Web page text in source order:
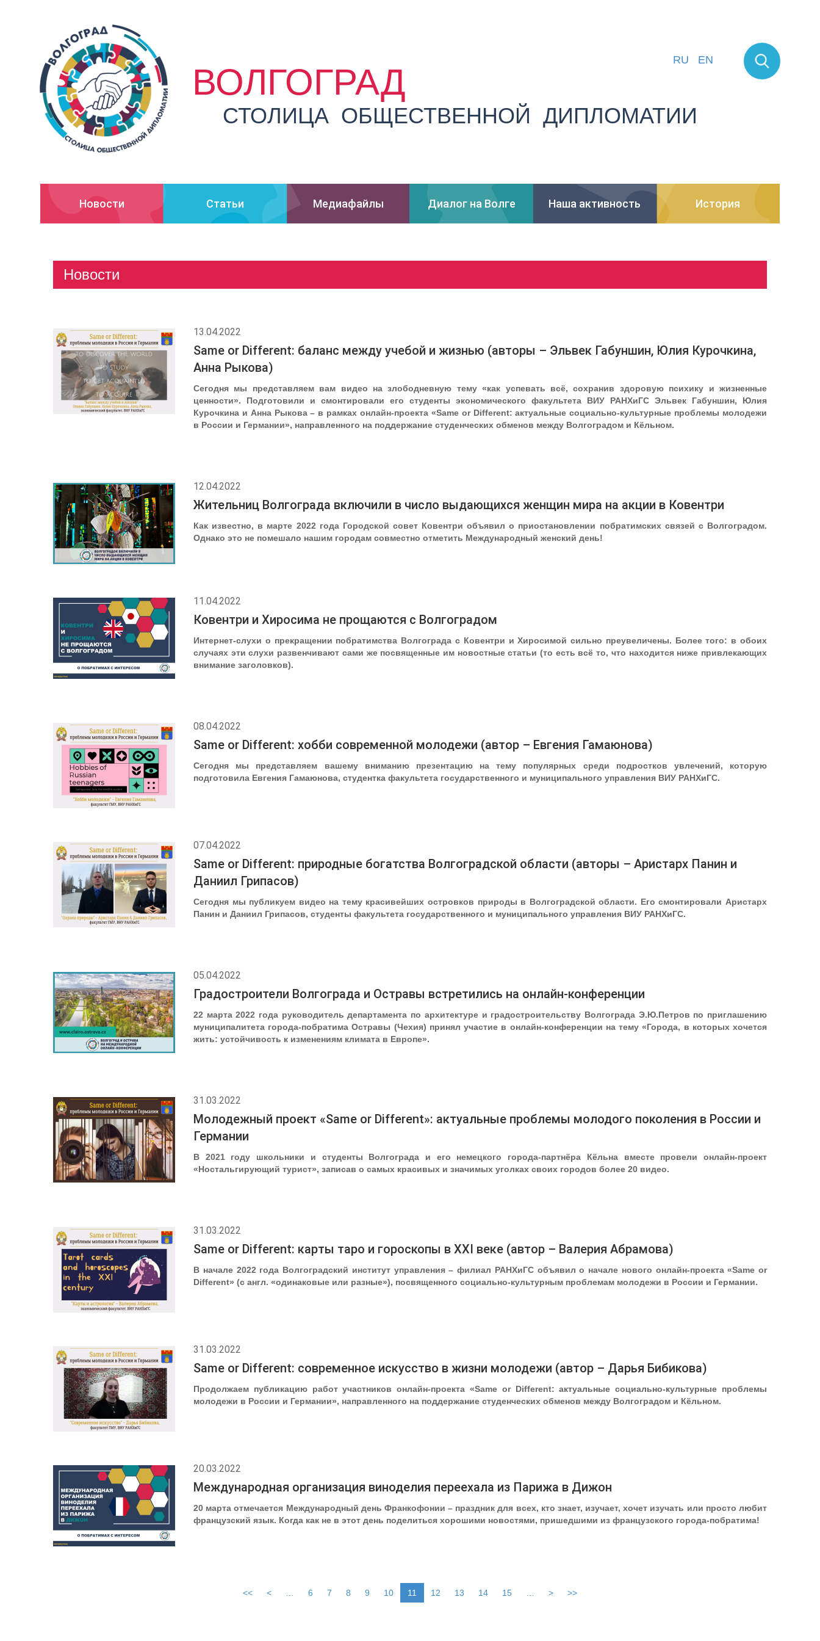
ВОЛГОГРАД
СТОЛИЦА ОБЩЕСТВЕННОЙ ДИПЛОМАТИИ
RU EN
Новости Статьи Медиафайлы Диалог на Волге Наша активность История
Новости
13.04.2022
Same or Different: баланс между учебой и жизнью (авторы – Эльвек Габуншин, Юлия Курочкина,
Анна Рыкова)
Сегодня мы представляем вам видео на злободневную тему «как успевать всё, сохранив здоровую психику и жизненные
ценности». Подготовили и смонтировали его студенты экономического факультета ВИУ РАНХиГС Эльвек Габуншин, Юлия
Курочкина и Анна Рыкова – в рамках онлайн-проекта «Same or Different: актуальные социально-культурные проблемы молодежи
в России и Германии», направленного на поддержание студенческих обменов между Волгоградом и Кёльном.
12.04.2022
Жительниц Волгограда включили в число выдающихся женщин мира на акции в Ковентри
Как известно, в марте 2022 года Городской совет Ковентри объявил о приостановлении побратимских связей с Волгоградом.
Однако это не помешало нашим городам совместно отметить Международный женский день!
11.04.2022
Ковентри и Хиросима не прощаются с Волгоградом
Интернет-слухи о прекращении побратимства Волгограда с Ковентри и Хиросимой сильно преувеличены. Более того: в обоих
случаях эти слухи развенчивают сами же посвященные им новостные статьи (то есть всё то, что находится ниже привлекающих
внимание заголовков).
08.04.2022
Same or Different: хобби современной молодежи (автор – Евгения Гамаюнова)
Сегодня мы представляем вашему вниманию презентацию на тему популярных среди подростков увлечений, которую
подготовила Евгения Гамаюнова, студентка факультета государственного и муниципального управления ВИУ РАНХиГС.
07.04.2022
Same or Different: природные богатства Волгоградской области (авторы – Аристарх Панин и
Даниил Грипасов)
Сегодня мы публикуем видео на тему красивейших островков природы в Волгоградской области. Его смонтировали Аристарх
Панин и Даниил Грипасов, студенты факультета государственного и муниципального управления ВИУ РАНХиГС.
05.04.2022
Градостроители Волгограда и Остравы встретились на онлайн-конференции
22 марта 2022 года руководитель департамента по архитектуре и градостроительству Волгограда Э.Ю.Петров по приглашению
муниципалитета города-побратима Остравы (Чехия) принял участие в онлайн-конференции на тему «Города, в которых хочется
жить: устойчивость к изменениям климата в Европе».
31.03.2022
Молодежный проект «Same or Different»: актуальные проблемы молодого поколения в России и
Германии
В 2021 году школьники и студенты Волгограда и его немецкого города-партнёра Кёльна вместе провели онлайн-проект
«Ностальгирующий турист», записав о самых красивых и значимых уголках своих городов более 20 видео.
31.03.2022
Same or Different: карты таро и гороскопы в XXI веке (автор – Валерия Абрамова)
В начале 2022 года Волгоградский институт управления – филиал РАНХиГС объявил о начале нового онлайн-проекта «Same or
Different» (с англ. «одинаковые или разные»), посвященного социально-культурным проблемам молодежи в России и Германии.
31.03.2022
Same or Different: современное искусство в жизни молодежи (автор – Дарья Бибикова)
Продолжаем публикацию работ участников онлайн-проекта «Same or Different: актуальные социально-культурные проблемы
молодежи в России и Германии», направленного на поддержание студенческих обменов между Волгоградом и Кёльном.
20.03.2022
Международная организация виноделия переехала из Парижа в Дижон
20 марта отмечается Международный день Франкофонии – праздник для всех, кто знает, изучает, хочет изучать или просто любит
французский язык. Когда как не в этот день поделиться хорошими новостями, пришедшими из французского города-побратима!
<< < … 6 7 8 9 10 11 12 13 14 15 … > >>